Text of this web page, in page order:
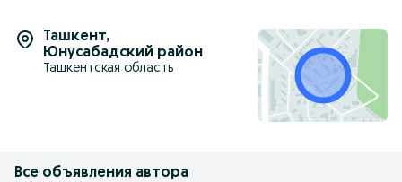
Ташкент,
Юнусабадский район
Ташкентская область
Все объявления автора